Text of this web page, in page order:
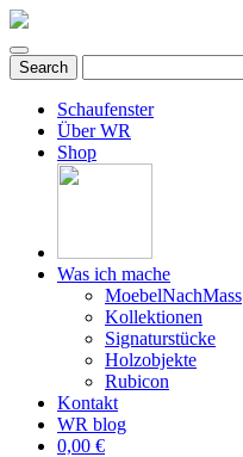
Schaufenster
Über WR
Shop
Was ich mache
MoebelNachMass
Kollektionen
Signaturstücke
Holzobjekte
Rubicon
Kontakt
WR blog
0,00 €